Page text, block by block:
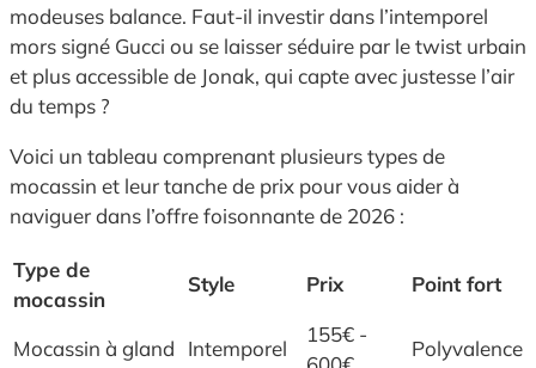
modeuses balance. Faut-il investir dans l’intemporel
mors signé Gucci ou se laisser séduire par le twist urbain
et plus accessible de Jonak, qui capte avec justesse l’air
du temps ?
Voici un tableau comprenant plusieurs types de
mocassin et leur tanche de prix pour vous aider à
naviguer dans l’offre foisonnante de 2026 :
Type de
mocassin
Style Prix Point fort
Mocassin à gland Intemporel
155€ -
Polyvalence